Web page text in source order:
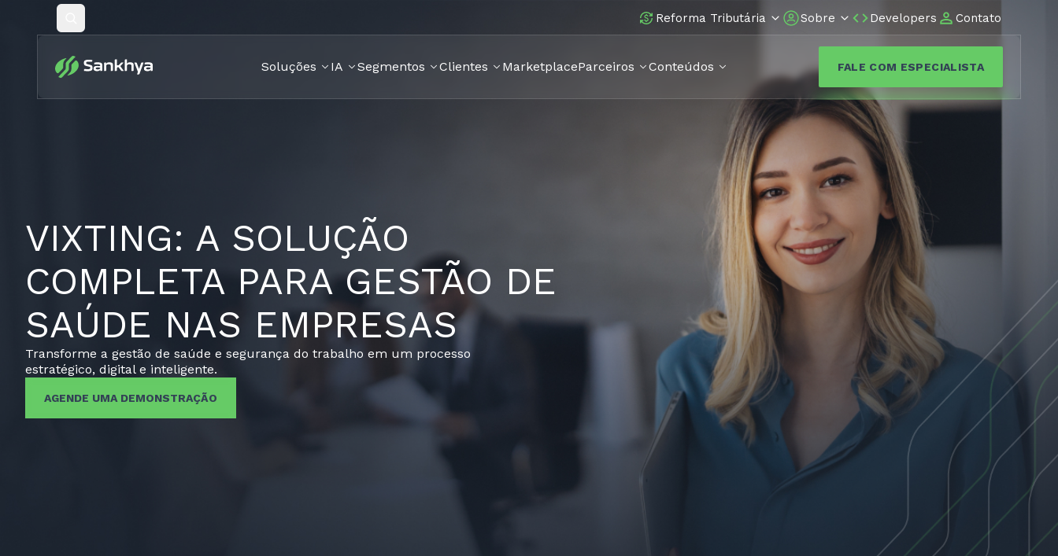
Reforma Tributária Sobre Developers Contato
Soluções IA Segmentos Clientes MarketplaceParceiros Conteúdos FALE COM ESPECIALISTA
VIXTING: A SOLUÇÃO
COMPLETA PARA GESTÃO DE
SAÚDE NAS EMPRESAS
Transforme a gestão de saúde e segurança do trabalho em um processo
estratégico, digital e inteligente.
AGENDE UMA DEMONSTRAÇÃO